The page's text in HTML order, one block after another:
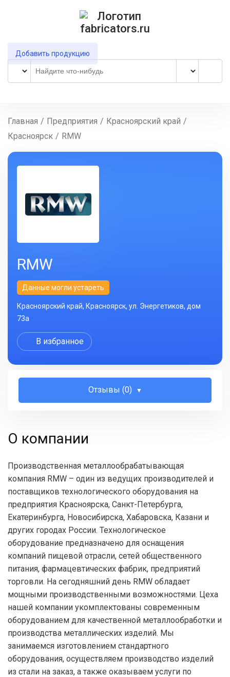
Добавить продукцию
Главная / Предприятия / Красноярский край /
Красноярск / RMW
RMW
Данные могли устареть
Красноярский край, Красноярск, ул. Энергетиков, дом
73а
В избранное
Отзывы (0)
О компании
Производственная металлообрабатывающая
компания RMW – один из ведущих производителей и
поставщиков технологического оборудования на
предприятия Красноярска, Санкт-Петербурга,
Екатеринбурга, Новосибирска, Хабаровска, Казани и
других городах России. Технологическое
оборудование предназначено для оснащения
компаний пищевой отрасли, сетей общественного
питания, фармацевтических фабрик, предприятий
торговли. На сегодняшний день RMW обладает
мощными производственными возможностями. Цеха
нашей компании укомплектованы современным
оборудованием для качественной металлообработки и
производства металлических изделий. Мы
занимаемся изготовлением стандартного
оборудования, осуществляем производство изделий
из стали на заказ, а также оказываем услуги по